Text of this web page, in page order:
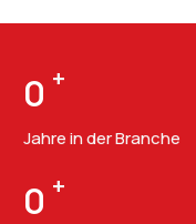
0 +
Jahre in der Branche
0 +